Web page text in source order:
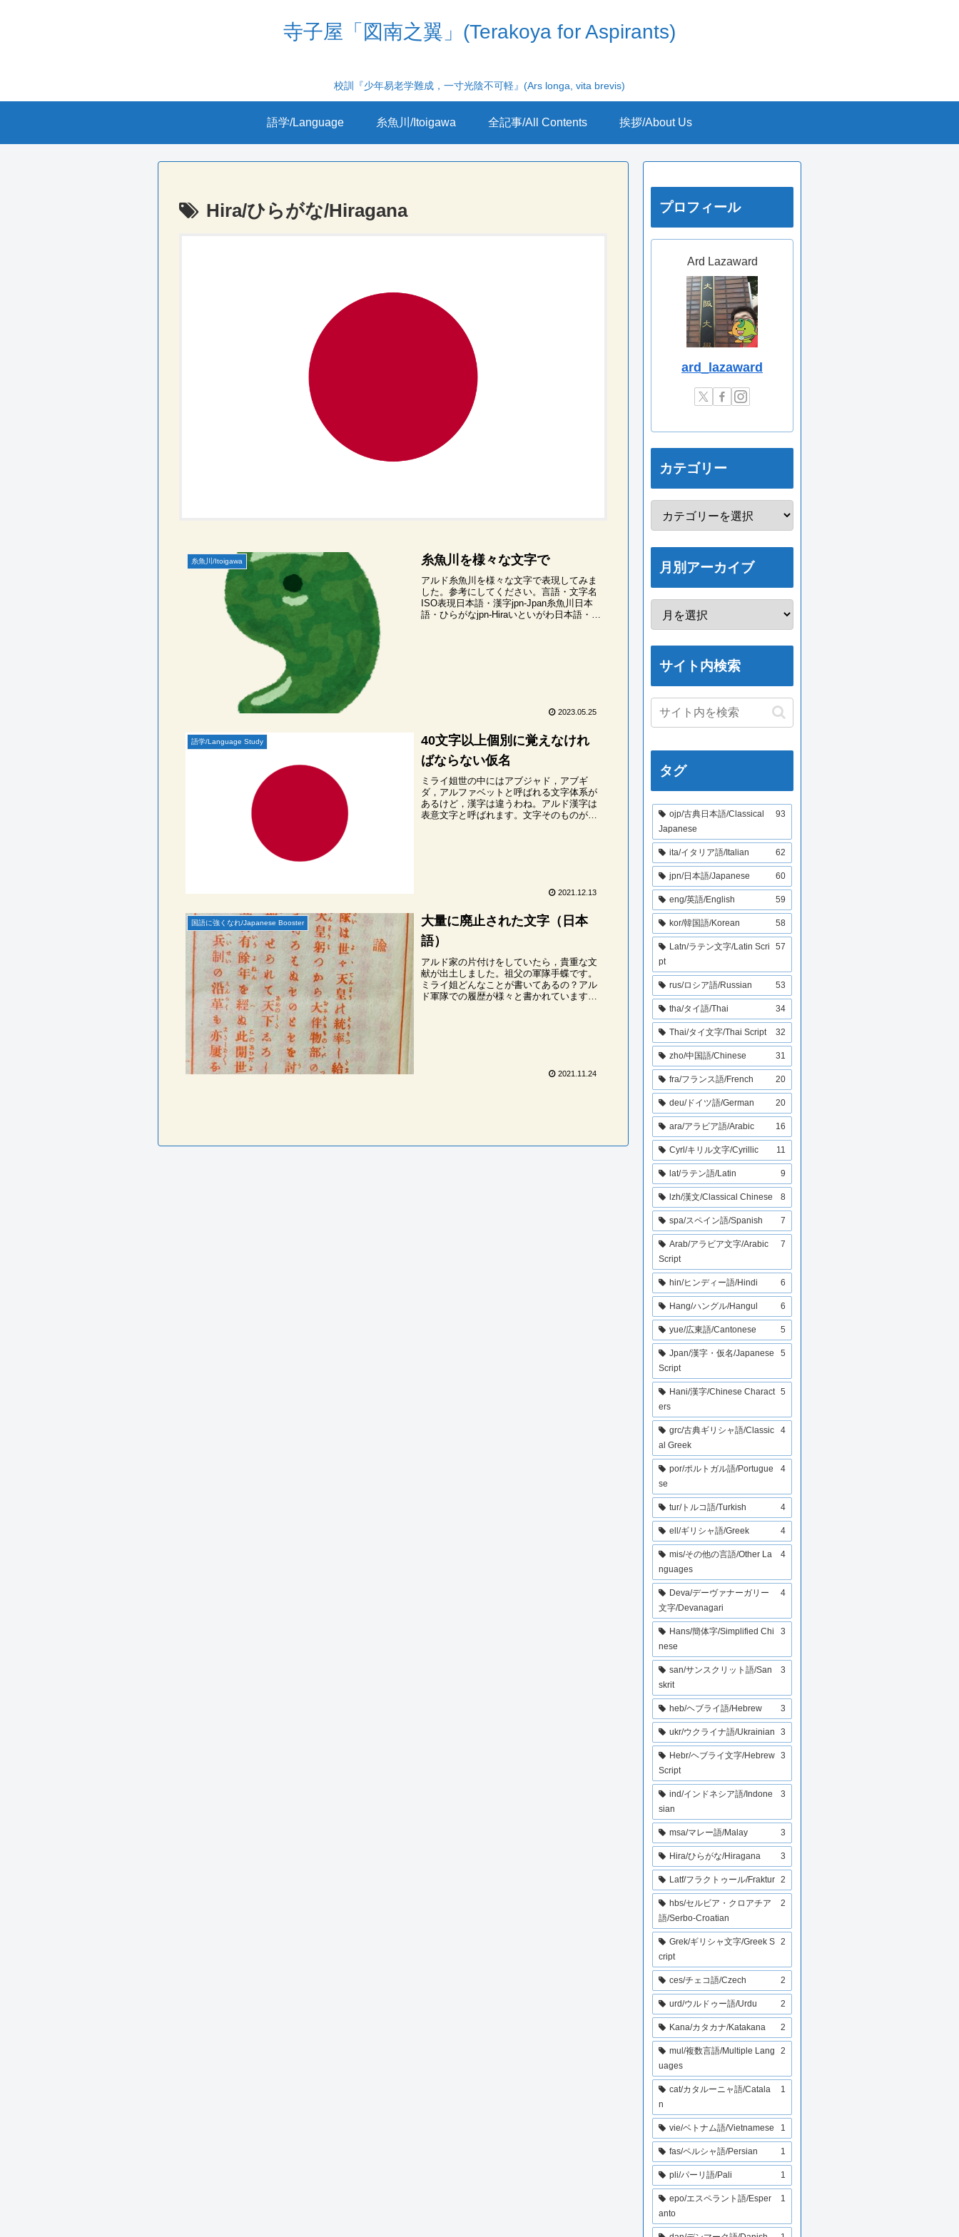
寺子屋「図南之翼」(Terakoya for Aspirants)
校訓『少年易老学難成，一寸光陰不可軽』(Ars longa, vita brevis)
語学/Language 糸魚川/Itoigawa 全記事/All Contents 挨拶/About Us
Hira/ひらがな/Hiragana
糸魚川/Itoigawa 糸魚川を様々な文字で
アルド糸魚川を様々な文字で表現してみま
した。参考にしてください。言語・文字名
ISO表現日本語・漢字jpn-Jpan糸魚川日本
語・ひらがなjpn-Hiraいといがわ日本語・カ
2023.05.25
語学/Language Study
40文字以上個別に覚えなけれ
ばならない仮名
ミライ姐世の中にはアブジャド，アブギ
ダ，アルファベットと呼ばれる文字体系が
あるけど，漢字は違うわね。アルド漢字は
表意文字と呼ばれます。文字そのものが単
2021.12.13
国語に強くなれ/Japanese Booster
大量に廃止された文字（日本
語）
アルド家の片付けをしていたら，貴重な文
献が出土しました。祖父の軍隊手蝶です。
ミライ姐どんなことが書いてあるの？アル
ド軍隊での履歴が様々と書かれています。
2021.11.24
プロフィール
Ard Lazaward
ard_lazaward
カテゴリー
月別アーカイブ
サイト内検索
タグ
ojp/古典日本語/Classical
Japanese
93
ita/イタリア語/Italian 62
jpn/日本語/Japanese 60
eng/英語/English 59
kor/韓国語/Korean 58
Latn/ラテン文字/Latin Scri
pt
57
rus/ロシア語/Russian 53
tha/タイ語/Thai 34
Thai/タイ文字/Thai Script 32
zho/中国語/Chinese 31
fra/フランス語/French 20
deu/ドイツ語/German 20
ara/アラビア語/Arabic 16
Cyrl/キリル文字/Cyrillic 11
lat/ラテン語/Latin 9
lzh/漢文/Classical Chinese 8
spa/スペイン語/Spanish 7
Arab/アラビア文字/Arabic
Script
7
hin/ヒンディー語/Hindi 6
Hang/ハングル/Hangul 6
yue/広東語/Cantonese 5
Jpan/漢字・仮名/Japanese
Script
5
Hani/漢字/Chinese Charact
ers
5
grc/古典ギリシャ語/Classic
al Greek
4
por/ポルトガル語/Portugue
se
4
tur/トルコ語/Turkish 4
ell/ギリシャ語/Greek 4
mis/その他の言語/Other La
nguages
4
Deva/デーヴァナーガリー
文字/Devanagari
4
Hans/簡体字/Simplified Chi
nese
3
san/サンスクリット語/San
skrit
3
heb/ヘブライ語/Hebrew 3
ukr/ウクライナ語/Ukrainian 3
Hebr/ヘブライ文字/Hebrew
Script
3
ind/インドネシア語/Indone
sian
3
msa/マレー語/Malay 3
Hira/ひらがな/Hiragana 3
Latf/フラクトゥール/Fraktur 2
hbs/セルビア・クロアチア
語/Serbo-Croatian
2
Grek/ギリシャ文字/Greek S
cript
2
ces/チェコ語/Czech 2
urd/ウルドゥー語/Urdu 2
Kana/カタカナ/Katakana 2
mul/複数言語/Multiple Lang
uages
2
cat/カタルーニャ語/Catala
n
1
vie/ベトナム語/Vietnamese 1
fas/ペルシャ語/Persian 1
pli/パーリ語/Pali 1
epo/エスペラント語/Esper
anto
1